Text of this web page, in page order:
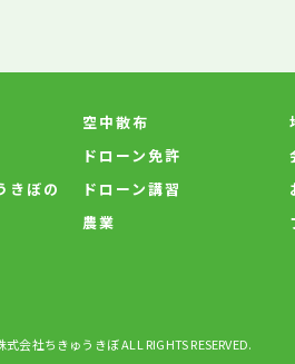
きぼの
空中散布
ドローン免許
ドローン講習
農業
会社ちきゅうきぼ ALL RIGHTS RESERVED.